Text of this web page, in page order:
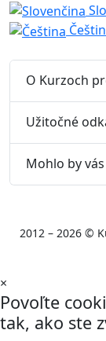
O Kurzoch
Užitočné
Mohlo by
2012 – 2026 ©
×
Povoľte
tak, ako ste